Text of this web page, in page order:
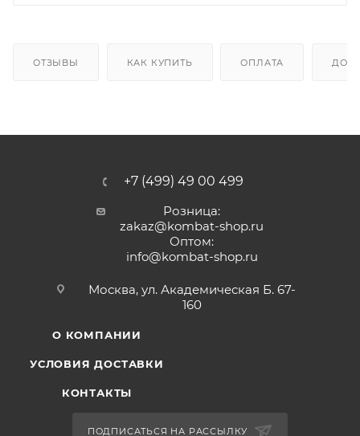
ОТЗЫВЫ КАК КУПИТЬ ОПЛАТА
+7 (499) 49 00 499
Розница:
zakaz@kombat-shop.ru
Оптом:
info@kombat-shop.ru
Москва, ул. Академическая Б. 67-
160
О КОМПАНИИ
УСЛОВИЯ ДОСТАВКИ
КОНТАКТЫ
ПОДПИСАТЬСЯ НА РАССЫЛКУ